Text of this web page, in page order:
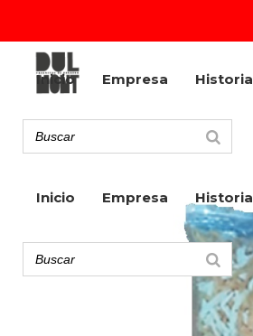
Inicio Empresa Historia
Inicio Empresa Historia